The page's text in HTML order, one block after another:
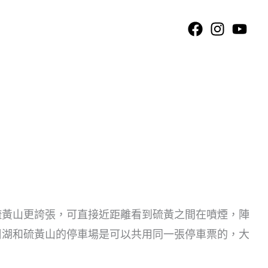
山更誇張，可直接近距離看到硫黃之間在噴煙，陣
和硫黃山的停車場是可以共用同一張停車票的，大